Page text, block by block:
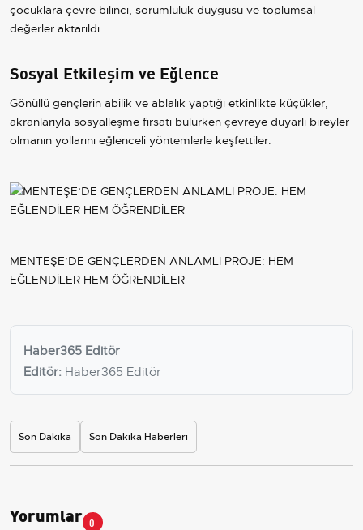
çocuklara çevre bilinci, sorumluluk duygusu ve toplumsal
değerler aktarıldı.
Sosyal Etkileşim ve Eğlence
Gönüllü gençlerin abilik ve ablalık yaptığı etkinlikte küçükler,
akranlarıyla sosyalleşme fırsatı bulurken çevreye duyarlı bireyler
olmanın yollarını eğlenceli yöntemlerle keşfettiler.
MENTEŞE’DE GENÇLERDEN ANLAMLI PROJE: HEM
EĞLENDİLER HEM ÖĞRENDİLER
Haber365 Editör
Editör: Haber365 Editör
Son Dakika Son Dakika Haberleri
Yorumlar 0